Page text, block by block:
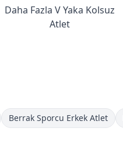
Daha Fazla V Yaka Kolsuz
Atlet
Berrak Sporcu Erkek Atlet